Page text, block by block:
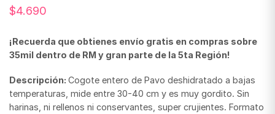
$4.690
¡Recuerda que obtienes envío gratis en compras sobre
35mil dentro de RM y gran parte de la 5ta Región!
Descripción: Cogote entero de Pavo deshidratado a bajas
temperaturas, mide entre 30-40 cm y es muy gordito. Sin
harinas, ni rellenos ni conservantes, super crujientes. Formato